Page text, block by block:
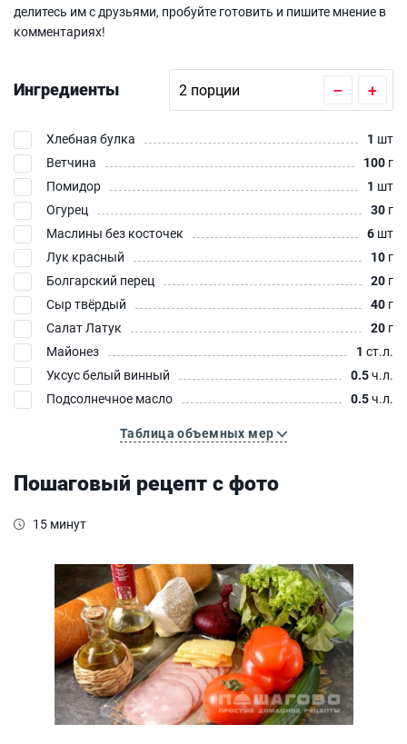
делитесь им с друзьями, пробуйте готовить и пишите мнение в
комментариях!
Ингредиенты – +
Хлебная булка 1 шт
Ветчина
100 г
Помидор
1 шт
Огурец
30 г
Маслины без косточек
6 шт
Лук красный
10 г
Болгарский перец
20 г
Сыр твёрдый
40 г
Салат Латук
20 г
Майонез
1 ст.л.
Уксус белый винный
0.5ч.л.
Подсолнечное масло
0.5ч.л.
Таблица объемных мер
Пошаговый рецепт с фото
15 минут